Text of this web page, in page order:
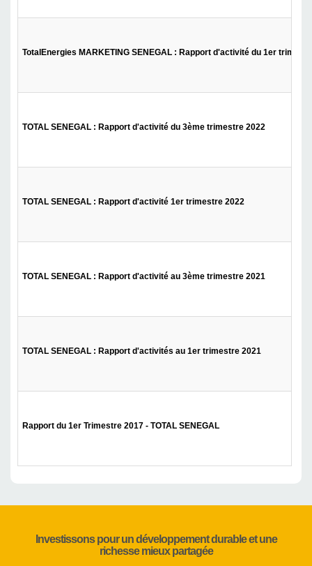
TotalEnergies MARKETING SENEGAL : Rapport d'activité du 1er
TOTAL SENEGAL : Rapport d'activité du 3ème trimestre 2022
TOTAL SENEGAL : Rapport d'activité 1er trimestre 2022
TOTAL SENEGAL : Rapport d'activité au 3ème trimestre 2021
TOTAL SENEGAL : Rapport d'activités au 1er trimestre 2021
Rapport du 1er Trimestre 2017 - TOTAL SENEGAL
Investissons pour un développement durable et une
richesse mieux partagée